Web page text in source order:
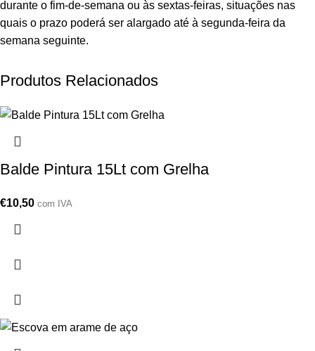
durante o fim-de-semana ou às sextas-feiras, situações nas
quais o prazo poderá ser alargado até à segunda-feira da
semana seguinte.
Produtos Relacionados
Balde Pintura 15Lt com Grelha
€10,50 com IVA